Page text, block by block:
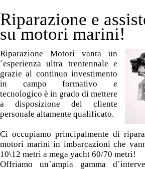
Riparazione e
su motori marini!
Riparazione Motori vanta un
´esperienza ultra trentennale e
grazie al continuo investimento
in campo formativo e
tecnologico è in grado di mettere
a disposizione del cliente
personale altamente qualificato.
Ci occupiamo principalmente di
motori marini in imbarcazioni che
10\12 metri a mega yacht 60/70 metri!
Offriamo un´ampia gamma